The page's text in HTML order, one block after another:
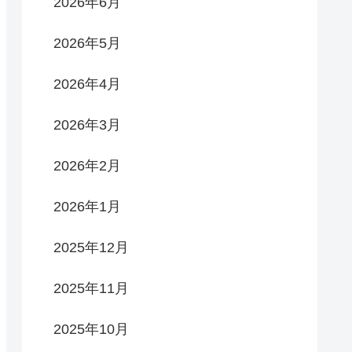
2026年5月
2026年4月
2026年3月
2026年2月
2026年1月
2025年12月
2025年11月
2025年10月